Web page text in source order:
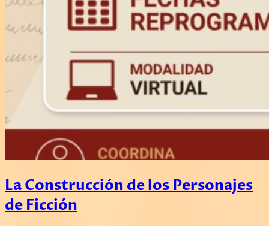
La Construcción de los Personajes
de Ficción